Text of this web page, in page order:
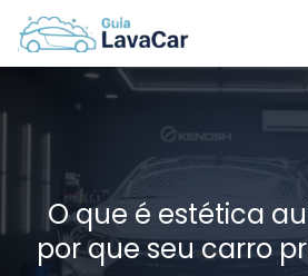
O que é estética
por que seu carro